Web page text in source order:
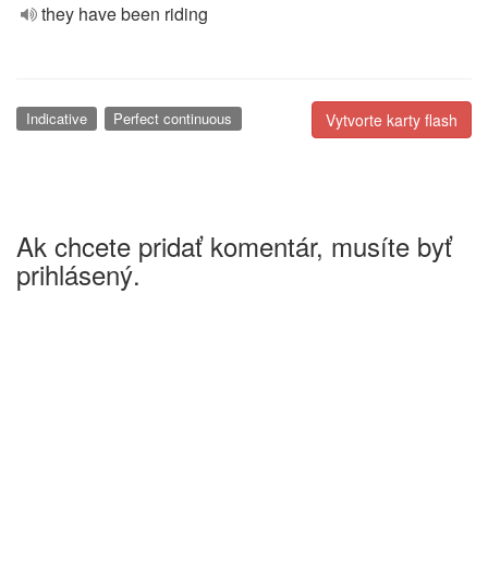
they have been riding
Vytvorte karty flash
Indicative Perfect continuous
Ak chcete pridať komentár, musíte byť
prihlásený.